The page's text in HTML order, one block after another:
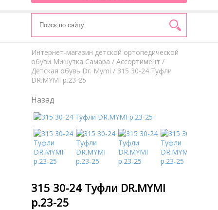
Интернет-магазин детской ортопедической
обуви Мишутка Самара / Aссортимент /
Детская обувь Dr. Mymi / 315 30-24 Туфли
DR.MYMI р.23-25
Назад
315 30-24 Туфли DR.MYMI
р.23-25